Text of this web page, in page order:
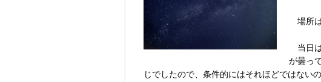
場所
当日
が曇っ
じでしたので、条件的にはそれほどではない